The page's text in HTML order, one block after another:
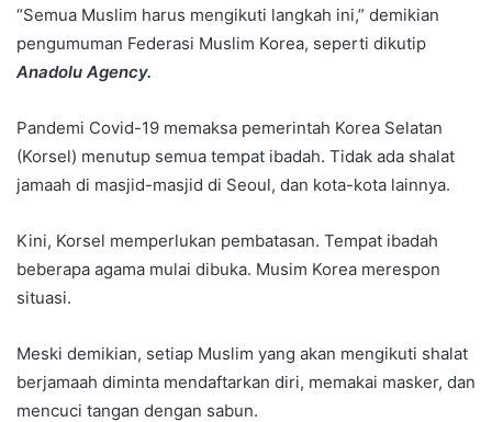
“Semua Muslim harus mengikuti langkah ini,” demikian
pengumuman Federasi Muslim Korea, seperti dikutip
Anadolu Agency.
Pandemi Covid-19 memaksa pemerintah Korea Selatan
(Korsel) menutup semua tempat ibadah. Tidak ada shalat
jamaah di masjid-masjid di Seoul, dan kota-kota lainnya.
Kini, Korsel memperlukan pembatasan. Tempat ibadah
beberapa agama mulai dibuka. Musim Korea merespon
situasi.
Meski demikian, setiap Muslim yang akan mengikuti shalat
berjamaah diminta mendaftarkan diri, memakai masker, dan
mencuci tangan dengan sabun.